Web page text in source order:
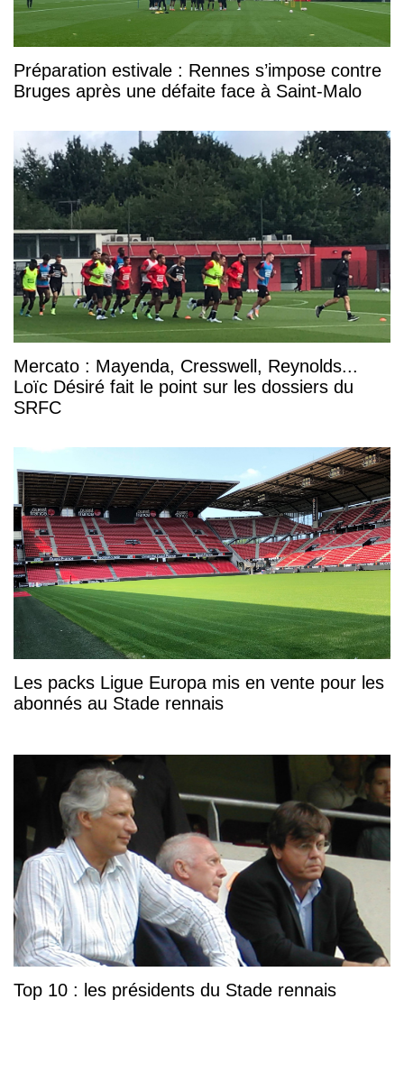
Préparation estivale : Rennes s’impose contre
Bruges après une défaite face à Saint-Malo
Mercato : Mayenda, Cresswell, Reynolds...
Loïc Désiré fait le point sur les dossiers du
SRFC
Les packs Ligue Europa mis en vente pour les
abonnés au Stade rennais
Top 10 : les présidents du Stade rennais